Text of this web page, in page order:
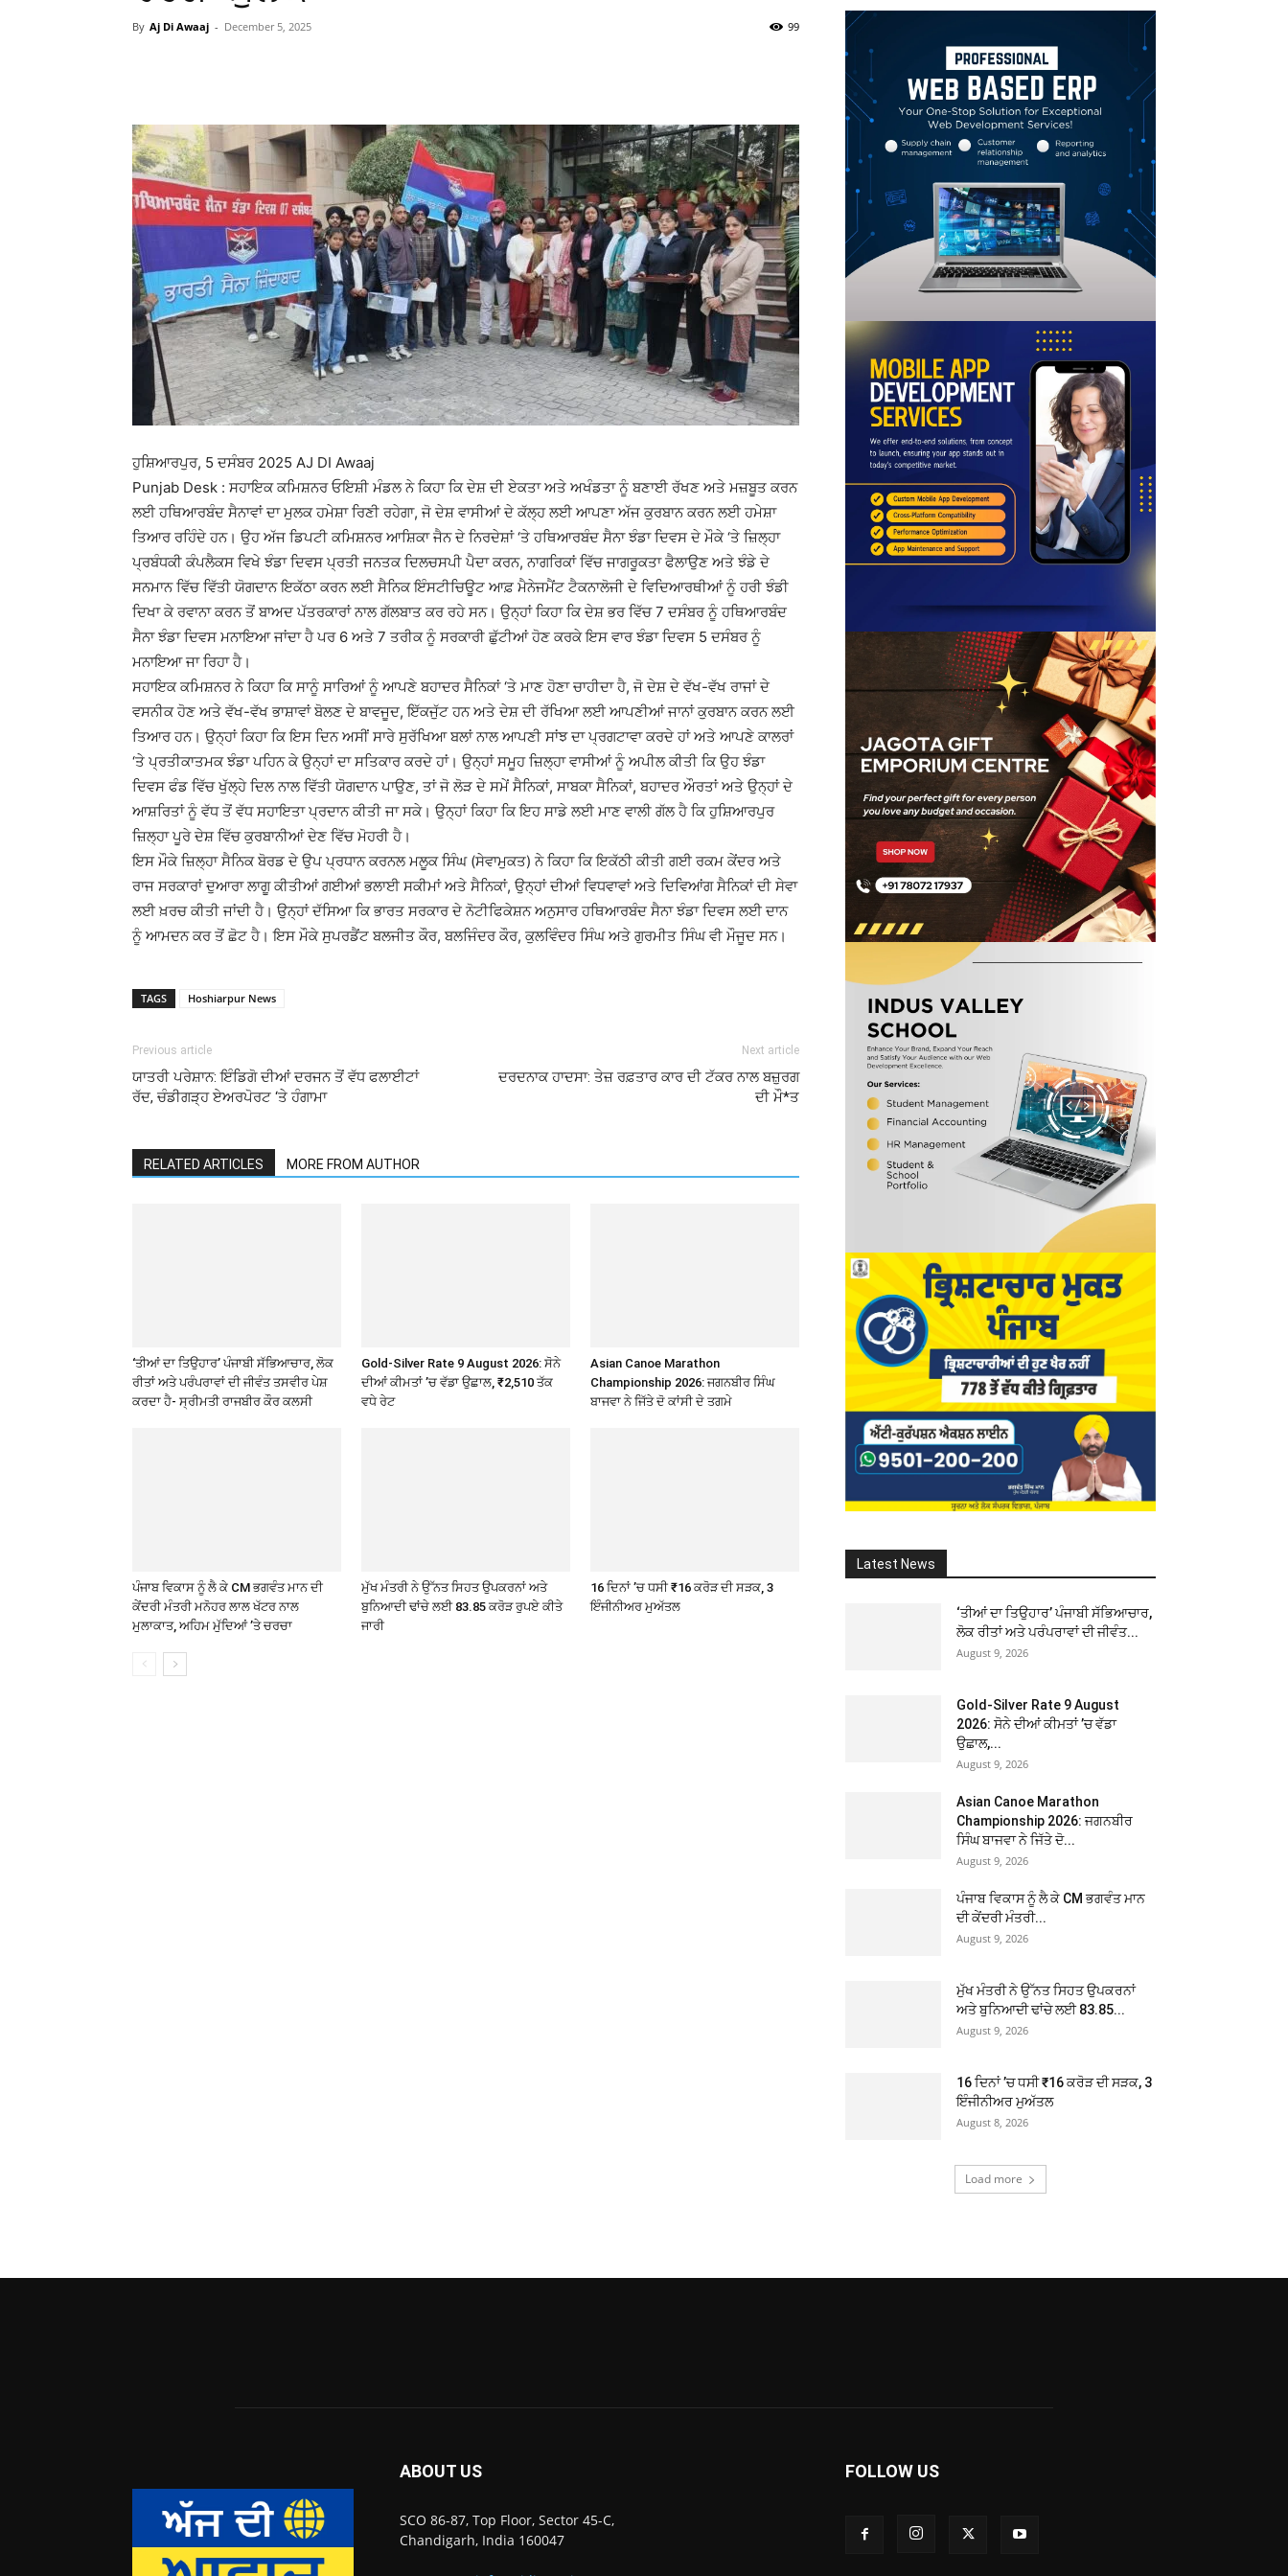
By Aj Di Awaaj - December 5, 2025 99
Email Print
ਹੁਸ਼ਿਆਰਪੁਰ, 5 ਦਸੰਬਰ 2025 AJ DI Awaaj
Punjab Desk : ਸਹਾਇਕ ਕਮਿਸ਼ਨਰ ਓਇਸ਼ੀ ਮੰਡਲ ਨੇ ਕਿਹਾ ਕਿ ਦੇਸ਼ ਦੀ ਏਕਤਾ ਅਤੇ ਅਖੰਡਤਾ ਨੂੰ ਬਣਾਈ ਰੱਖਣ ਅਤੇ ਮਜ਼ਬੂਤ ਕਰਨ
ਲਈ ਹਥਿਆਰਬੰਦ ਸੈਨਾਵਾਂ ਦਾ ਮੁਲਕ ਹਮੇਸ਼ਾ ਰਿਣੀ ਰਹੇਗਾ, ਜੋ ਦੇਸ਼ ਵਾਸੀਆਂ ਦੇ ਕੱਲ੍ਹ ਲਈ ਆਪਣਾ ਅੱਜ ਕੁਰਬਾਨ ਕਰਨ ਲਈ ਹਮੇਸ਼ਾ
ਤਿਆਰ ਰਹਿੰਦੇ ਹਨ। ਉਹ ਅੱਜ ਡਿਪਟੀ ਕਮਿਸ਼ਨਰ ਆਸ਼ਿਕਾ ਜੈਨ ਦੇ ਨਿਰਦੇਸ਼ਾਂ ‘ਤੇ ਹਥਿਆਰਬੰਦ ਸੈਨਾ ਝੰਡਾ ਦਿਵਸ ਦੇ ਮੌਕੇ ‘ਤੇ ਜ਼ਿਲ੍ਹਾ
ਪ੍ਰਬੰਧਕੀ ਕੰਪਲੈਕਸ ਵਿਖੇ ਝੰਡਾ ਦਿਵਸ ਪ੍ਰਤੀ ਜਨਤਕ ਦਿਲਚਸਪੀ ਪੈਦਾ ਕਰਨ, ਨਾਗਰਿਕਾਂ ਵਿੱਚ ਜਾਗਰੂਕਤਾ ਫੈਲਾਉਣ ਅਤੇ ਝੰਡੇ ਦੇ
ਸਨਮਾਨ ਵਿੱਚ ਵਿੱਤੀ ਯੋਗਦਾਨ ਇਕੱਠਾ ਕਰਨ ਲਈ ਸੈਨਿਕ ਇੰਸਟੀਚਿਊਟ ਆਫ਼ ਮੈਨੇਜਮੈਂਟ ਟੈਕਨਾਲੋਜੀ ਦੇ ਵਿਦਿਆਰਥੀਆਂ ਨੂੰ ਹਰੀ ਝੰਡੀ
ਦਿਖਾ ਕੇ ਰਵਾਨਾ ਕਰਨ ਤੋਂ ਬਾਅਦ ਪੱਤਰਕਾਰਾਂ ਨਾਲ ਗੱਲਬਾਤ ਕਰ ਰਹੇ ਸਨ। ਉਨ੍ਹਾਂ ਕਿਹਾ ਕਿ ਦੇਸ਼ ਭਰ ਵਿੱਚ 7 ਦਸੰਬਰ ਨੂੰ ਹਥਿਆਰਬੰਦ
ਸੈਨਾ ਝੰਡਾ ਦਿਵਸ ਮਨਾਇਆ ਜਾਂਦਾ ਹੈ ਪਰ 6 ਅਤੇ 7 ਤਰੀਕ ਨੂੰ ਸਰਕਾਰੀ ਛੁੱਟੀਆਂ ਹੋਣ ਕਰਕੇ ਇਸ ਵਾਰ ਝੰਡਾ ਦਿਵਸ 5 ਦਸੰਬਰ ਨੂੰ
ਮਨਾਇਆ ਜਾ ਰਿਹਾ ਹੈ।
ਸਹਾਇਕ ਕਮਿਸ਼ਨਰ ਨੇ ਕਿਹਾ ਕਿ ਸਾਨੂੰ ਸਾਰਿਆਂ ਨੂੰ ਆਪਣੇ ਬਹਾਦਰ ਸੈਨਿਕਾਂ ‘ਤੇ ਮਾਣ ਹੋਣਾ ਚਾਹੀਦਾ ਹੈ, ਜੋ ਦੇਸ਼ ਦੇ ਵੱਖ-ਵੱਖ ਰਾਜਾਂ ਦੇ
ਵਸਨੀਕ ਹੋਣ ਅਤੇ ਵੱਖ-ਵੱਖ ਭਾਸ਼ਾਵਾਂ ਬੋਲਣ ਦੇ ਬਾਵਜੂਦ, ਇੱਕਜੁੱਟ ਹਨ ਅਤੇ ਦੇਸ਼ ਦੀ ਰੱਖਿਆ ਲਈ ਆਪਣੀਆਂ ਜਾਨਾਂ ਕੁਰਬਾਨ ਕਰਨ ਲਈ
ਤਿਆਰ ਹਨ। ਉਨ੍ਹਾਂ ਕਿਹਾ ਕਿ ਇਸ ਦਿਨ ਅਸੀਂ ਸਾਰੇ ਸੁਰੱਖਿਆ ਬਲਾਂ ਨਾਲ ਆਪਣੀ ਸਾਂਝ ਦਾ ਪ੍ਰਗਟਾਵਾ ਕਰਦੇ ਹਾਂ ਅਤੇ ਆਪਣੇ ਕਾਲਰਾਂ
‘ਤੇ ਪ੍ਰਤੀਕਾਤਮਕ ਝੰਡਾ ਪਹਿਨ ਕੇ ਉਨ੍ਹਾਂ ਦਾ ਸਤਿਕਾਰ ਕਰਦੇ ਹਾਂ। ਉਨ੍ਹਾਂ ਸਮੂਹ ਜ਼ਿਲ੍ਹਾ ਵਾਸੀਆਂ ਨੂੰ ਅਪੀਲ ਕੀਤੀ ਕਿ ਉਹ ਝੰਡਾ
ਦਿਵਸ ਫੰਡ ਵਿੱਚ ਖੁੱਲ੍ਹੇ ਦਿਲ ਨਾਲ ਵਿੱਤੀ ਯੋਗਦਾਨ ਪਾਉਣ, ਤਾਂ ਜੋ ਲੋੜ ਦੇ ਸਮੇਂ ਸੈਨਿਕਾਂ, ਸਾਬਕਾ ਸੈਨਿਕਾਂ, ਬਹਾਦਰ ਔਰਤਾਂ ਅਤੇ ਉਨ੍ਹਾਂ ਦੇ
ਆਸ਼ਰਿਤਾਂ ਨੂੰ ਵੱਧ ਤੋਂ ਵੱਧ ਸਹਾਇਤਾ ਪ੍ਰਦਾਨ ਕੀਤੀ ਜਾ ਸਕੇ। ਉਨ੍ਹਾਂ ਕਿਹਾ ਕਿ ਇਹ ਸਾਡੇ ਲਈ ਮਾਣ ਵਾਲੀ ਗੱਲ ਹੈ ਕਿ ਹੁਸ਼ਿਆਰਪੁਰ
ਜ਼ਿਲ੍ਹਾ ਪੂਰੇ ਦੇਸ਼ ਵਿੱਚ ਕੁਰਬਾਨੀਆਂ ਦੇਣ ਵਿੱਚ ਮੋਹਰੀ ਹੈ।
ਇਸ ਮੌਕੇ ਜ਼ਿਲ੍ਹਾ ਸੈਨਿਕ ਬੋਰਡ ਦੇ ਉਪ ਪ੍ਰਧਾਨ ਕਰਨਲ ਮਲੂਕ ਸਿੰਘ (ਸੇਵਾਮੁਕਤ) ਨੇ ਕਿਹਾ ਕਿ ਇਕੱਠੀ ਕੀਤੀ ਗਈ ਰਕਮ ਕੇਂਦਰ ਅਤੇ
ਰਾਜ ਸਰਕਾਰਾਂ ਦੁਆਰਾ ਲਾਗੂ ਕੀਤੀਆਂ ਗਈਆਂ ਭਲਾਈ ਸਕੀਮਾਂ ਅਤੇ ਸੈਨਿਕਾਂ, ਉਨ੍ਹਾਂ ਦੀਆਂ ਵਿਧਵਾਵਾਂ ਅਤੇ ਦਿਵਿਆਂਗ ਸੈਨਿਕਾਂ ਦੀ ਸੇਵਾ
ਲਈ ਖ਼ਰਚ ਕੀਤੀ ਜਾਂਦੀ ਹੈ। ਉਨ੍ਹਾਂ ਦੱਸਿਆ ਕਿ ਭਾਰਤ ਸਰਕਾਰ ਦੇ ਨੋਟੀਫਿਕੇਸ਼ਨ ਅਨੁਸਾਰ ਹਥਿਆਰਬੰਦ ਸੈਨਾ ਝੰਡਾ ਦਿਵਸ ਲਈ ਦਾਨ
ਨੂੰ ਆਮਦਨ ਕਰ ਤੋਂ ਛੋਟ ਹੈ। ਇਸ ਮੌਕੇ ਸੁਪਰਡੈਂਟ ਬਲਜੀਤ ਕੌਰ, ਬਲਜਿੰਦਰ ਕੌਰ, ਕੁਲਵਿੰਦਰ ਸਿੰਘ ਅਤੇ ਗੁਰਮੀਤ ਸਿੰਘ ਵੀ ਮੌਜੂਦ ਸਨ।
TAGS Hoshiarpur News
Previous article
ਯਾਤਰੀ ਪਰੇਸ਼ਾਨ: ਇੰਡਿਗੋ ਦੀਆਂ ਦਰਜਨ ਤੋਂ ਵੱਧ ਫਲਾਈਟਾਂ
ਰੱਦ, ਚੰਡੀਗੜ੍ਹ ਏਅਰਪੋਰਟ ‘ਤੇ ਹੰਗਾਮਾ
Next article
ਦਰਦਨਾਕ ਹਾਦਸਾ: ਤੇਜ਼ ਰਫ਼ਤਾਰ ਕਾਰ ਦੀ ਟੱਕਰ ਨਾਲ ਬਜ਼ੁਰਗ
ਦੀ ਮੌ*ਤ
RELATED ARTICLES MORE FROM AUTHOR
‘ਤੀਆਂ ਦਾ ਤਿਉਹਾਰ’ ਪੰਜਾਬੀ ਸੱਭਿਆਚਾਰ, ਲੋਕ
ਰੀਤਾਂ ਅਤੇ ਪਰੰਪਰਾਵਾਂ ਦੀ ਜੀਵੰਤ ਤਸਵੀਰ ਪੇਸ਼
ਕਰਦਾ ਹੈ- ਸ੍ਰੀਮਤੀ ਰਾਜਬੀਰ ਕੌਰ ਕਲਸੀ
Gold-Silver Rate 9 August 2026: ਸੋਨੇ
ਦੀਆਂ ਕੀਮਤਾਂ ’ਚ ਵੱਡਾ ਉਛਾਲ, ₹2,510 ਤੱਕ
ਵਧੇ ਰੇਟ
Asian Canoe Marathon
Championship 2026: ਜਗਨਬੀਰ ਸਿੰਘ
ਬਾਜਵਾ ਨੇ ਜਿੱਤੇ ਦੋ ਕਾਂਸੀ ਦੇ ਤਗਮੇ
ਪੰਜਾਬ ਵਿਕਾਸ ਨੂੰ ਲੈ ਕੇ CM ਭਗਵੰਤ ਮਾਨ ਦੀ
ਕੇਂਦਰੀ ਮੰਤਰੀ ਮਨੋਹਰ ਲਾਲ ਖੱਟਰ ਨਾਲ
ਮੁਲਾਕਾਤ, ਅਹਿਮ ਮੁੱਦਿਆਂ ’ਤੇ ਚਰਚਾ
ਮੁੱਖ ਮੰਤਰੀ ਨੇ ਉੱਨਤ ਸਿਹਤ ਉਪਕਰਨਾਂ ਅਤੇ
ਬੁਨਿਆਦੀ ਢਾਂਚੇ ਲਈ 83.85 ਕਰੋੜ ਰੁਪਏ ਕੀਤੇ
ਜਾਰੀ
16 ਦਿਨਾਂ ’ਚ ਧਸੀ ₹16 ਕਰੋੜ ਦੀ ਸੜਕ, 3
ਇੰਜੀਨੀਅਰ ਮੁਅੱਤਲ
Latest News
‘ਤੀਆਂ ਦਾ ਤਿਉਹਾਰ’ ਪੰਜਾਬੀ ਸੱਭਿਆਚਾਰ,
ਲੋਕ ਰੀਤਾਂ ਅਤੇ ਪਰੰਪਰਾਵਾਂ ਦੀ ਜੀਵੰਤ...
August 9, 2026
Gold-Silver Rate 9 August
2026: ਸੋਨੇ ਦੀਆਂ ਕੀਮਤਾਂ ’ਚ ਵੱਡਾ
ਉਛਾਲ,...
August 9, 2026
Asian Canoe Marathon
Championship 2026: ਜਗਨਬੀਰ
ਸਿੰਘ ਬਾਜਵਾ ਨੇ ਜਿੱਤੇ ਦੋ...
August 9, 2026
ਪੰਜਾਬ ਵਿਕਾਸ ਨੂੰ ਲੈ ਕੇ CM ਭਗਵੰਤ ਮਾਨ
ਦੀ ਕੇਂਦਰੀ ਮੰਤਰੀ...
August 9, 2026
ਮੁੱਖ ਮੰਤਰੀ ਨੇ ਉੱਨਤ ਸਿਹਤ ਉਪਕਰਨਾਂ
ਅਤੇ ਬੁਨਿਆਦੀ ਢਾਂਚੇ ਲਈ 83.85...
August 9, 2026
16 ਦਿਨਾਂ ’ਚ ਧਸੀ ₹16 ਕਰੋੜ ਦੀ ਸੜਕ, 3
ਇੰਜੀਨੀਅਰ ਮੁਅੱਤਲ
August 8, 2026
Load more
ABOUT US
SCO 86-87, Top Floor, Sector 45-C,
Chandigarh, India 160047
FOLLOW US